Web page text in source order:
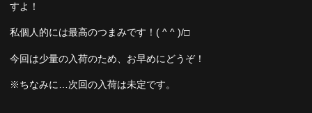
すよ！
私個人的には最高のつまみです！( ^ ^ )/□
今回は少量の入荷のため、お早めにどうぞ！
※ちなみに…次回の入荷は未定です。